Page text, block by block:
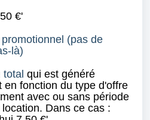
€'
(pas de
là)
qui est généré
en fonction du type d'offre
avec ou sans période
Dans ce cas :